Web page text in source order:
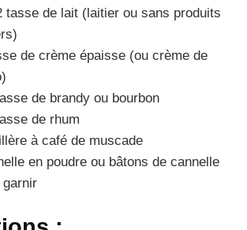
tasse de lait (laitier ou sans produits
de crème épaisse (ou crème de
de brandy ou bourbon
de rhum
à café de muscade
en poudre ou bâtons de cannelle
garnir